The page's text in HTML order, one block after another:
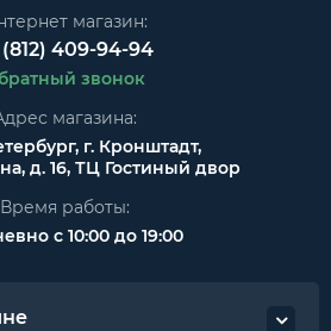
магазин:
(812) 409-94-94
звонок
магазина:
г. Кронштадт,
д. 16, ТЦ Гостиный двор
Время работы:
с 10:00 до 19:00